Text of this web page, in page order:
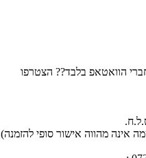
הוואטאפ בלבד?? הצטרפו
אינה מהווה אישור סופי להזמנה)